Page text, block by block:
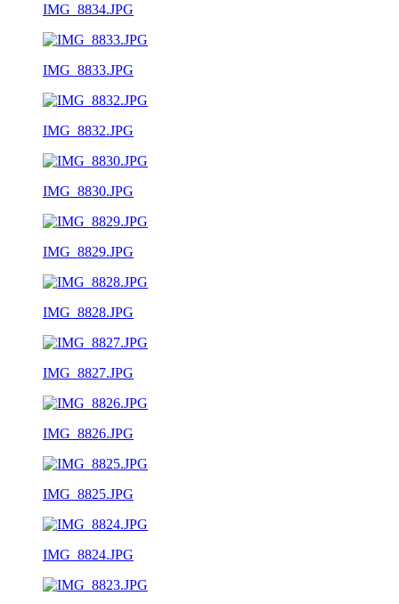
IMG_8834.JPG
IMG_8833.JPG
IMG_8832.JPG
IMG_8830.JPG
IMG_8829.JPG
IMG_8828.JPG
IMG_8827.JPG
IMG_8826.JPG
IMG_8825.JPG
IMG_8824.JPG